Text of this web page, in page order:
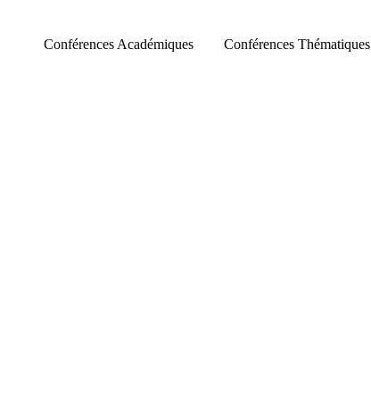
Conférences Académiques Conférences Thématiques